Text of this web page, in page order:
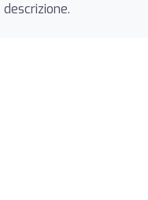
descrizione.